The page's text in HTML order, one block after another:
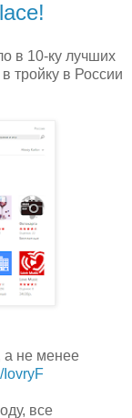
в 10-ку лучших
тройку в России
а не менее
IovryF
все